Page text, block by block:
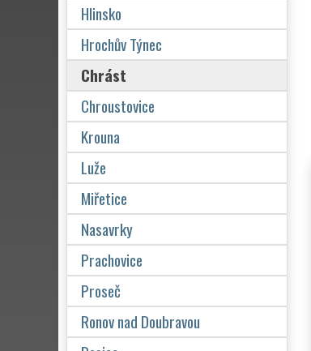
Hlinsko
Hrochův Týnec
Chrást
Chroustovice
Krouna
Luže
Miřetice
Nasavrky
Prachovice
Proseč
Ronov nad Doubravou